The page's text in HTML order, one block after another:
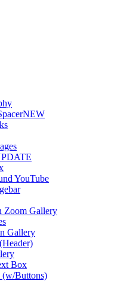
NEW
YouTube
Zoom Gallery
Gallery
Box
(w/Buttons)